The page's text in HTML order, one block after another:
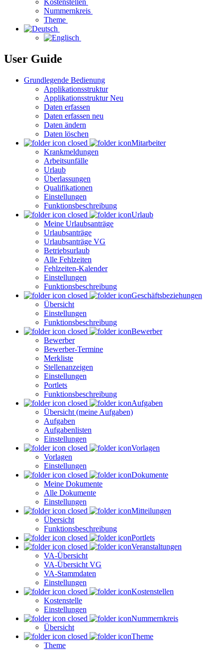
Kostenstellen
Nummernkreis
Theme
User Guide
Grundlegende Bedienung
Applikationsstruktur
Applikationsstruktur Neu
Daten erfassen
Daten erfassen neu
Daten ändern
Daten löschen
Mitarbeiter
Krankmeldungen
Arbeitsunfälle
Urlaub
Überlassungen
Qualifikationen
Einstellungen
Funktionsbeschreibung
Urlaub
Meine Urlaubsanträge
Urlaubsanträge
Urlaubsanträge VG
Betriebsurlaub
Alle Fehlzeiten
Fehlzeiten-Kalender
Einstellungen
Funktionsbeschreibung
Geschäftsbeziehungen
Übersicht
Einstellungen
Funktionsbeschreibung
Bewerber
Bewerber
Bewerber-Termine
Merkliste
Stellenanzeigen
Einstellungen
Portlets
Funktionsbeschreibung
Aufgaben
Übersicht (meine Aufgaben)
Aufgaben
Aufgabenlisten
Einstellungen
Vorlagen
Vorlagen
Einstellungen
Dokumente
Meine Dokumente
Alle Dokumente
Einstellungen
Mitteilungen
Übersicht
Funktionsbeschreibung
Portlets
Veranstaltungen
VA-Übersicht
VA-Übersicht VG
VA-Stammdaten
Einstellungen
Kostenstellen
Kostenstelle
Einstellungen
Nummernkreis
Übersicht
Theme
Theme